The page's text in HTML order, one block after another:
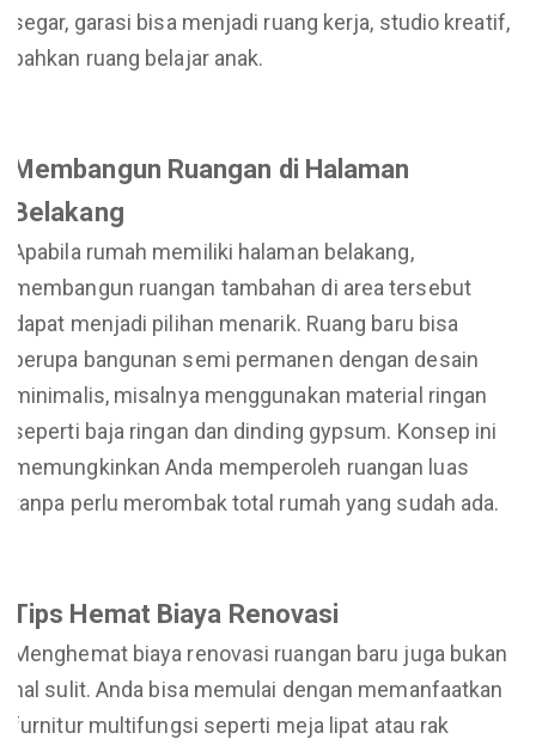
segar, garasi bisa menjadi ruang kerja, studio kreatif,
bahkan ruang belajar anak.
Membangun Ruangan di Halaman
Belakang
Apabila rumah memiliki halaman belakang,
membangun ruangan tambahan di area tersebut
dapat menjadi pilihan menarik. Ruang baru bisa
berupa bangunan semi permanen dengan desain
minimalis, misalnya menggunakan material ringan
seperti baja ringan dan dinding gypsum. Konsep ini
memungkinkan Anda memperoleh ruangan luas
tanpa perlu merombak total rumah yang sudah ada.
Tips Hemat Biaya Renovasi
Menghemat biaya renovasi ruangan baru juga bukan
hal sulit. Anda bisa memulai dengan memanfaatkan
furnitur multifungsi seperti meja lipat atau rak